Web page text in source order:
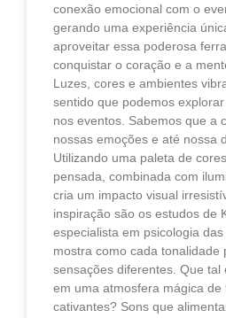
conexão emocional com o
gerando uma experiência
aproveitar essa poderosa
conquistar o coração e a
Luzes, cores e ambientes
sentido que podemos
nos eventos. Sabemos que a
nossas emoções e até nossa
Utilizando uma paleta de
pensada, combinada com
cria um impacto visual
inspiração são os estudos de
especialista em psicologia
mostra como cada tonalidade
sensações diferentes. Que tal
em uma atmosfera mágica de
cativantes? Sons que